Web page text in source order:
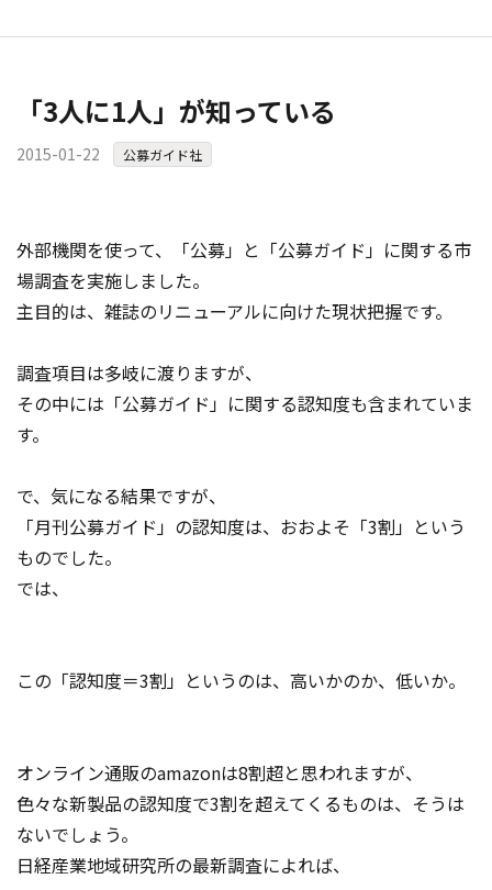
「3人に1人」が知っている
2015-01-22 公募ガイド社
外部機関を使って、「公募」と「公募ガイド」に関する市
場調査を実施しました。
主目的は、雑誌のリニューアルに向けた現状把握です。
調査項目は多岐に渡りますが、
その中には「公募ガイド」に関する認知度も含まれていま
す。
で、気になる結果ですが、
「月刊公募ガイド」の認知度は、おおよそ「3割」という
ものでした。
では、
この「認知度＝3割」というのは、高いかのか、低いか。
オンライン通販のamazonは8割超と思われますが、
色々な新製品の認知度で3割を超えてくるものは、そうは
ないでしょう。
日経産業地域研究所の最新調査によれば、